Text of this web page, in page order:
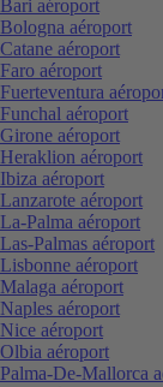
Bari aéroport
Bologna aéroport
Catane aéroport
Faro aéroport
Fuerteventura
Funchal aéroport
Girone aéroport
Heraklion aéroport
Ibiza aéroport
Lanzarote aéroport
La-Palma aéroport
Las-Palmas aéroport
Lisbonne aéroport
Malaga aéroport
Naples aéroport
Nice aéroport
Olbia aéroport
Palma-De-Mallorca